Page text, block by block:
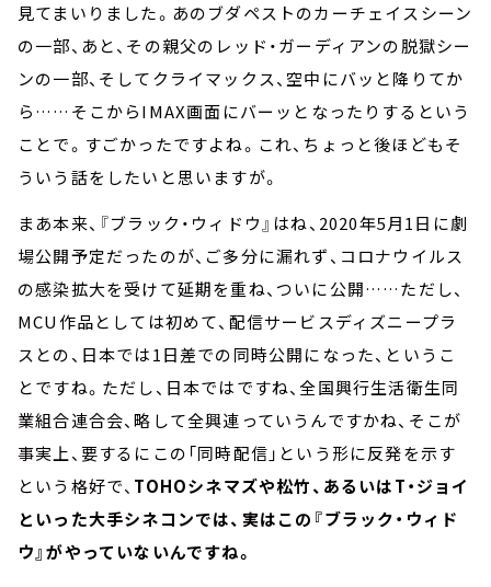
見てまいりました。あのブダペストのカーチェイスシーン
の一部、あと、その親父のレッド・ガーディアンの脱獄シー
ンの一部、そしてクライマックス、空中にバッと降りてか
ら……そこからIMAX画面にバーッとなったりするという
ことで。すごかったですよね。これ、ちょっと後ほどもそ
ういう話をしたいと思いますが。
まあ本来、『ブラック・ウィドウ』はね、2020年5月1日に劇
場公開予定だったのが、ご多分に漏れず、コロナウイルス
の感染拡大を受けて延期を重ね、ついに公開……ただし、
MCU作品としては初めて、配信サービスディズニープラ
スとの、日本では1日差での同時公開になった、というこ
とですね。ただし、日本ではですね、全国興行生活衛生同
業組合連合会、略して全興連っていうんですかね、そこが
事実上、要するにこの「同時配信」という形に反発を示す
という格好で、 TOHOシネマズや松竹、あるいはT・ジョイ
といった大手シネコンでは、実はこの『ブラック・ウィド
ウ』がやっていないんですね。